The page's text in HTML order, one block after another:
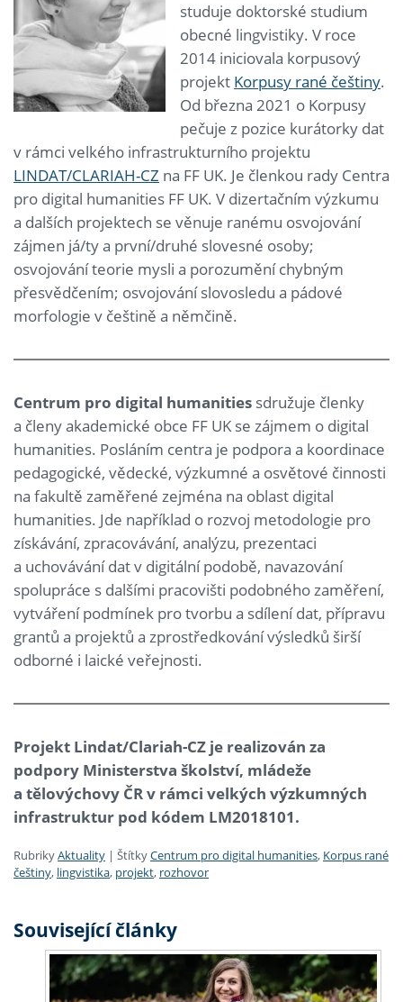
studuje doktorské studium
obecné lingvistiky. V roce
2014 iniciovala korpusový
projekt Korpusy rané češtiny.
Od března 2021 o Korpusy
pečuje z pozice kurátorky dat
v rámci velkého infrastrukturního projektu
LINDAT/CLARIAH-CZ na FF UK. Je členkou rady Centra
pro digital humanities FF UK. V dizertačním výzkumu
a dalších projektech se věnuje ranému osvojování
zájmen já/ty a první/druhé slovesné osoby;
osvojování teorie mysli a porozumění chybným
přesvědčením; osvojování slovosledu a pádové
morfologie v češtině a němčině.
Centrum pro digital humanities sdružuje členky
a členy akademické obce FF UK se zájmem o digital
humanities. Posláním centra je podpora a koordinace
pedagogické, vědecké, výzkumné a osvětové činnosti
na fakultě zaměřené zejména na oblast digital
humanities. Jde například o rozvoj metodologie pro
získávání, zpracovávání, analýzu, prezentaci
a uchovávání dat v digitální podobě, navazování
spolupráce s dalšími pracovišti podobného zaměření,
vytváření podmínek pro tvorbu a sdílení dat, přípravu
grantů a projektů a zprostředkování výsledků širší
odborné i laické veřejnosti.
Projekt Lindat/Clariah-CZ je realizován za
podpory Ministerstva školství, mládeže
a tělovýchovy ČR v rámci velkých výzkumných
infrastruktur pod kódem LM2018101.
RubrikyAktuality | ŠtítkyCentrum pro digital humanities, Korpus rané
češtiny, lingvistika, projekt, rozhovor
Související články